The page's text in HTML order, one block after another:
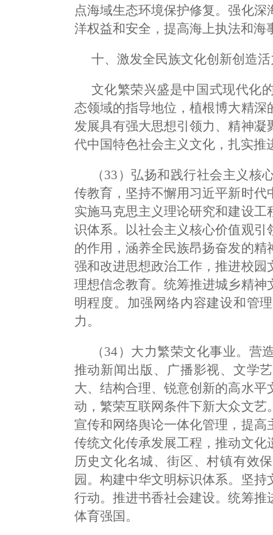
点海域生态环境保护修复。强化
洋权益和安全，提高海上执法和海
十、激发全民族文化创新创造
文化繁荣兴盛是中国式现代化
态领域的指导地位，植根博大精
发展具有强大思想引领力、精神
代中国特色社会主义文化，扎实推
（33）弘扬和践行社会主义
传教育，坚持不懈用习近平新时
实施马克思主义理论研究和建设
识体系。以社会主义核心价值观
的作用，涵养全民族昂扬奋发的
强和改进思想政治工作，推进校
理想信念教育。统筹推进城乡精
明程度。加强网络内容建设和管
力。
（34）大力繁荣文化事业。
推动新闻出版、广播影视、文学
大、结构合理、锐意创新的高水
动，繁荣互联网条件下新大众文
宣传和网络舆论一体化管理，提
传统文化传承发展工程，推动文
历史文化名城、街区、村镇有效
园。构建中华文明标识体系。坚
行动。推进书香社会建设。统筹
体育强国。